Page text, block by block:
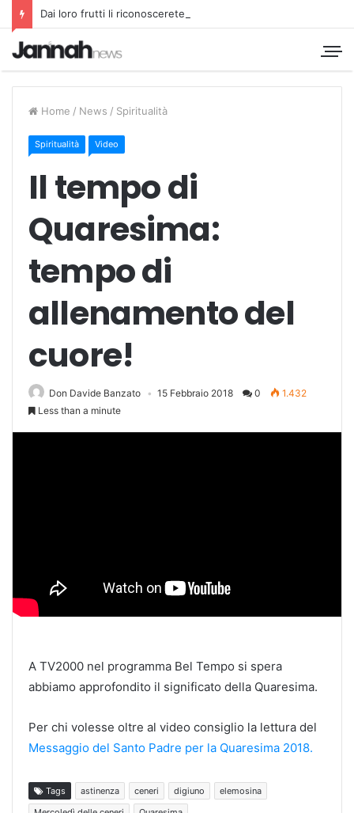
Dai loro frutti li riconoscerete
Home / News / Spiritualità
Spiritualità Video
Il tempo di
Quaresima:
tempo di
allenamento del
cuore!
Don Davide Banzato 15 Febbraio 2018 0
1.432
Less than a minute
A TV2000 nel programma Bel Tempo si spera
abbiamo approfondito il significato della Quaresima.
Per chi volesse oltre al video consiglio la lettura del
Messaggio del Santo Padre per la Quaresima 2018.
Tags astinenza ceneri digiuno
elemosina